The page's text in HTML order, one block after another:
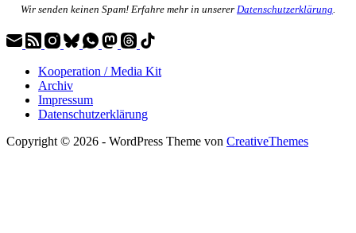
Wir senden keinen Spam! Erfahre mehr in unserer Datenschutzerklärung.
Kooperation / Media Kit
Archiv
Impressum
Datenschutzerklärung
Copyright © 2026 - WordPress Theme von CreativeThemes